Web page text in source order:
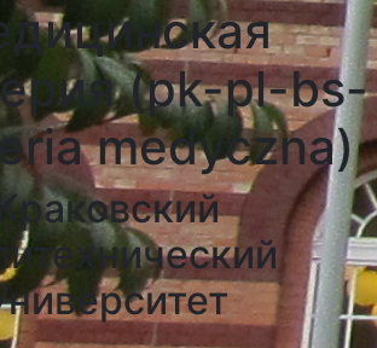
(pk-pl-bs-
medyczna)